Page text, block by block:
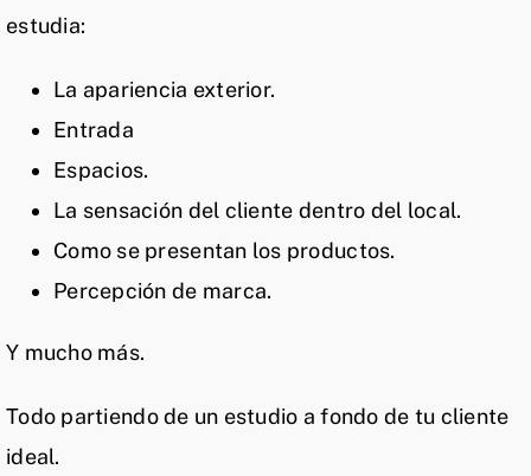
estudia:
La apariencia exterior.
Entrada
Espacios.
La sensación del cliente dentro del local.
Como se presentan los productos.
Percepción de marca.
Y mucho más.
Todo partiendo de un estudio a fondo de tu cliente
ideal.